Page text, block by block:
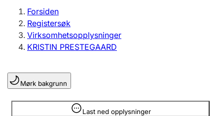
Enkeltpersonforetak
Registrere, endre, slette
Lag og forening
Registrere, endre, slette
Forsiden
Registersøk
Virksomhetsopplysninger
KRISTIN PRESTEGAARD
Mørk bakgrunn
Last ned opplysninger
Opplysninger er skjult